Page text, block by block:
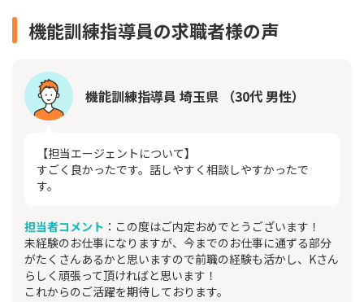
機能訓練指導員の求職者様の声
機能訓練指導員 埼玉県 （30代 男性）
【担当エージェントについて】
すごく良かったです。話しやすく相談しやすかったで
す。
担当者コメント ：この度はご内定おめでとうございます！
未経験のお仕事になりますが、今までのお仕事に通ずる部分
がたくさんあるかと思いますので前職の経験も活かし、Kさん
らしく頑張って頂ければと思います！
これからのご活躍を期待しております。